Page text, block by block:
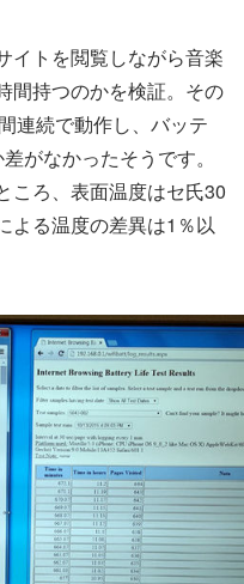
イトを閲覧しながら音楽
間持つのかを検証。その
連続で動作し、バッテ
がなかったそうです。
ころ、表面温度はセ氏30
よる温度の差異は1％以